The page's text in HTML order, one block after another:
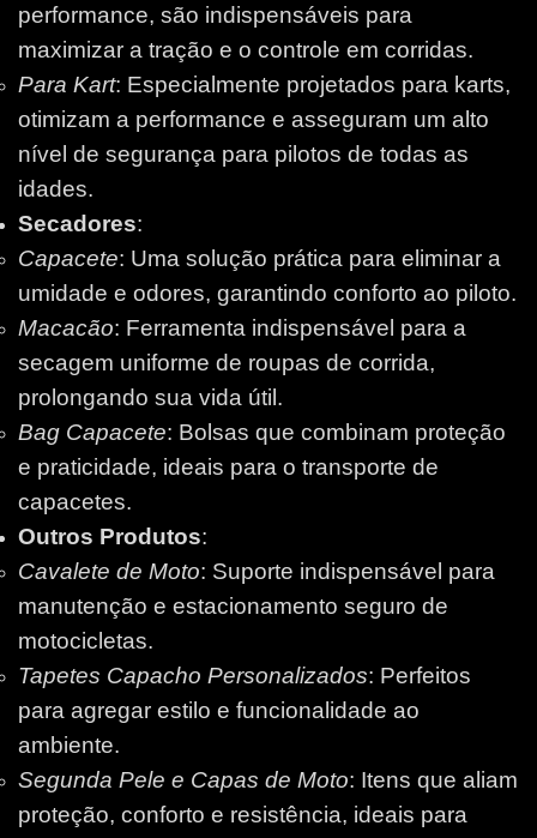
performance, são indispensáveis para
maximizar a tração e o controle em corridas.
Para Kart: Especialmente projetados para karts,
otimizam a performance e asseguram um alto
nível de segurança para pilotos de todas as
idades.
Secadores:
Capacete: Uma solução prática para eliminar a
umidade e odores, garantindo conforto ao piloto.
Macacão: Ferramenta indispensável para a
secagem uniforme de roupas de corrida,
prolongando sua vida útil.
Bag Capacete: Bolsas que combinam proteção
e praticidade, ideais para o transporte de
capacetes.
Outros Produtos:
Cavalete de Moto: Suporte indispensável para
manutenção e estacionamento seguro de
motocicletas.
Tapetes Capacho Personalizados: Perfeitos
para agregar estilo e funcionalidade ao
ambiente.
Segunda Pele e Capas de Moto: Itens que aliam
proteção, conforto e resistência, ideais para